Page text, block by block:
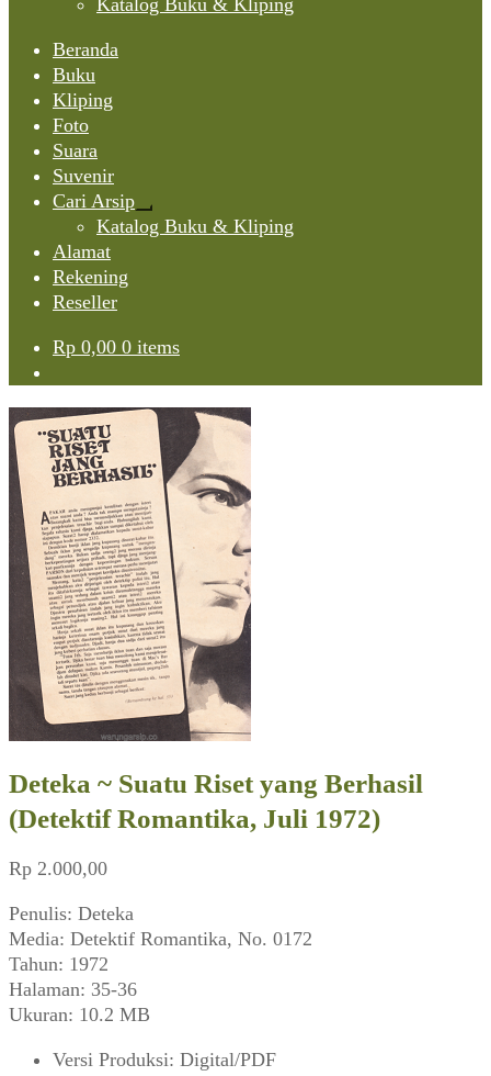
Katalog Buku & Kliping
Beranda
Buku
Kliping
Foto
Suara
Suvenir
Cari Arsip
Expand
child
Katalog Buku & Kliping
Alamat
Rekening
Reseller
Rp 0,00 0 items
Deteka ~ Suatu Riset yang Berhasil
(Detektif Romantika, Juli 1972)
Rp 2.000,00
Penulis: Deteka
Media: Detektif Romantika, No. 0172
Tahun: 1972
Halaman: 35-36
Ukuran: 10.2 MB
Versi Produksi: Digital/PDF